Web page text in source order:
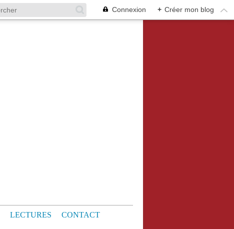
Connexion + Créer mon blog
LECTURES CONTACT